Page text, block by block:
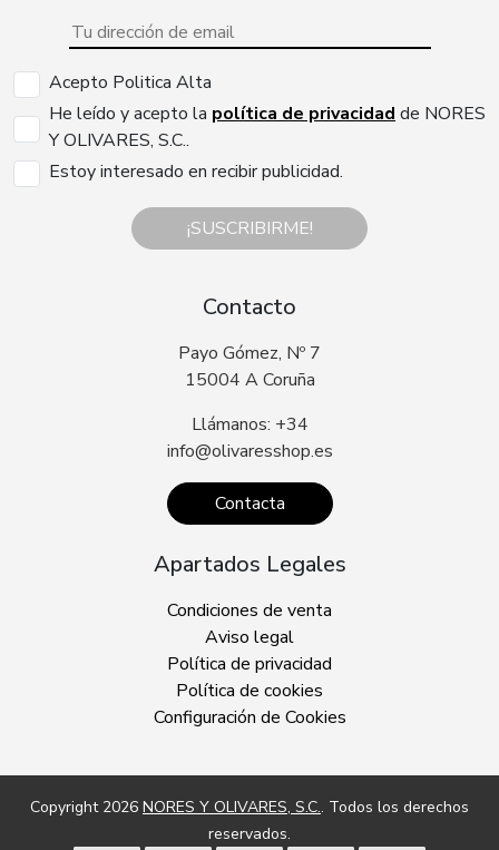
Acepto Politica Alta
He leído y acepto la política de privacidad de NORES
Y OLIVARES, S.C..
Estoy interesado en recibir publicidad.
¡SUSCRIBIRME!
Contacto
Payo Gómez, Nº 7
15004 A Coruña
Llámanos: +34
info@olivaresshop.es
Contacta
Apartados Legales
Condiciones de venta
Aviso legal
Política de privacidad
Política de cookies
Configuración de Cookies
Copyright 2026 NORES Y OLIVARES, S.C.. Todos los derechos
reservados.